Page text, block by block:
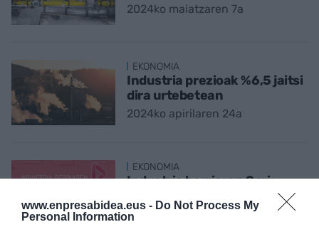
www.enpresabidea.eus - Do Not Process My
Personal Information
2024ko maiatzaren 7a
EKONOMIA
Industria prezioak %6,5 jaitsi
dira urtebetean
2024ko apirilaren 24a
EKONOMIA
Industria berriaren Spri
EnpresaBIDEAn